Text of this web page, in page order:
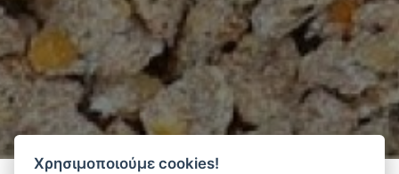
Χρησιμοποιούμε cookies!